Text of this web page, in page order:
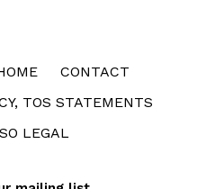
CONTACT
TOS STATEMENTS
LEGAL